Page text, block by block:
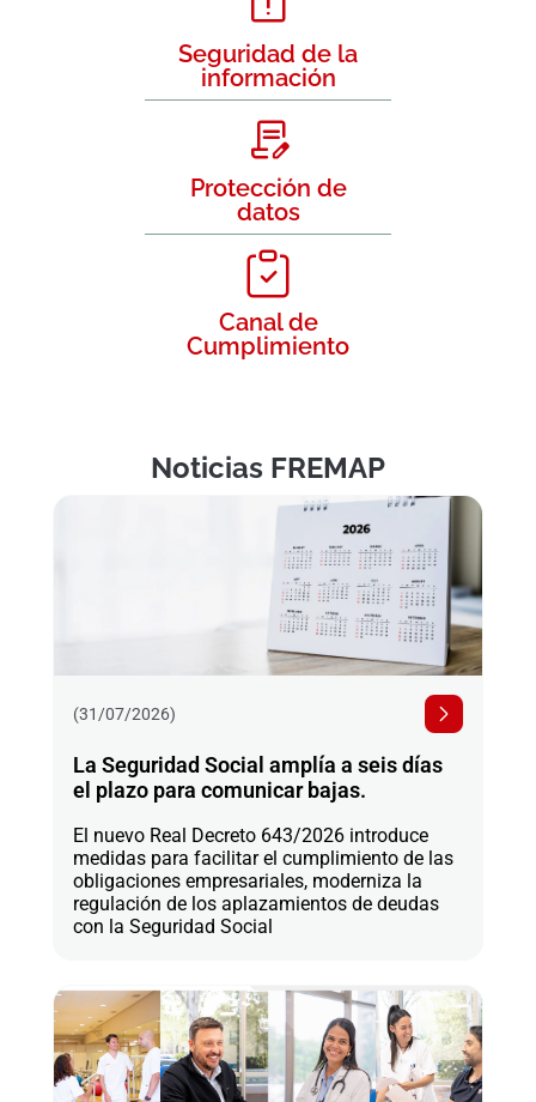
Seguridad de la
información
Protección de
datos
Canal de
Cumplimiento
Noticias FREMAP
(31/07/2026)
La Seguridad Social amplía a seis días
el plazo para comunicar bajas.
El nuevo Real Decreto 643/2026 introduce
medidas para facilitar el cumplimiento de las
obligaciones empresariales, moderniza la
regulación de los aplazamientos de deudas
con la Seguridad Social